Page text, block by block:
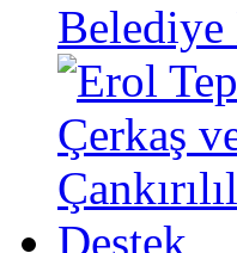
Belediye